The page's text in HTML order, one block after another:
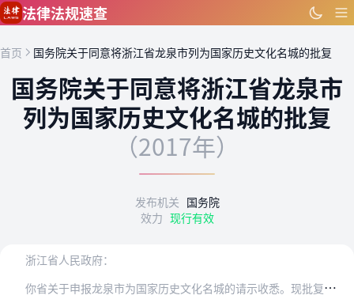
跳到主要内容
法律法规速查
首页 国务院关于同意将浙江省龙泉市列为国家历史文化名城的批复
国务院关于同意将浙江省龙泉市
列为国家历史文化名城的批复
（2017年）
发布机关 国务院
效力 现行有效
浙江省人民政府：
你
省关于申报龙泉市为国家历史文化名城的请示收悉。现批复如下：